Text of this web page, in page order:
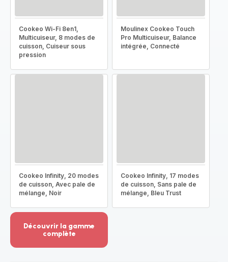
Cookeo Wi-Fi 8en1,
Multicuiseur, 8 modes de
cuisson, Cuiseur sous
pression
Moulinex Cookeo Touch
Pro Multicuiseur, Balance
intégrée, Connecté
Cookeo Infinity, 20 modes
de cuisson, Avec pale de
mélange, Noir
Cookeo Infinity, 17 modes
de cuisson, Sans pale de
mélange, Bleu Trust
Découvrir la gamme
complète